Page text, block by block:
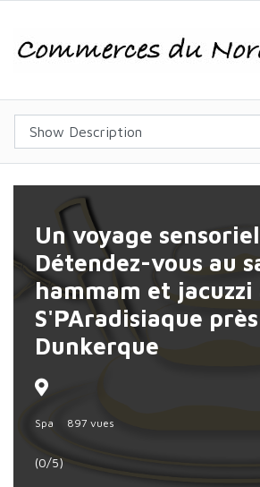
Un voyage
Détendez-vous au
hammam et jacuzzi
S'PAradisiaque
Dunkerque
Spa 897 vues
(0/5)